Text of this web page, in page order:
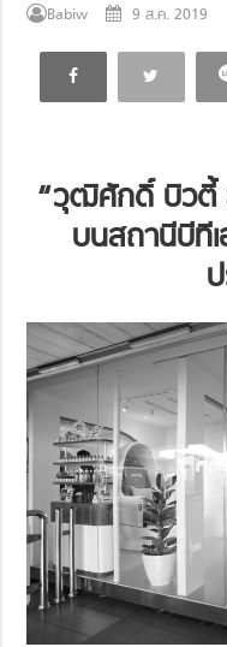
Babiw 9 ส.ค. 2019
“วุฒิศักดิ์ บิวตี้
บนสถานีบีทีเ